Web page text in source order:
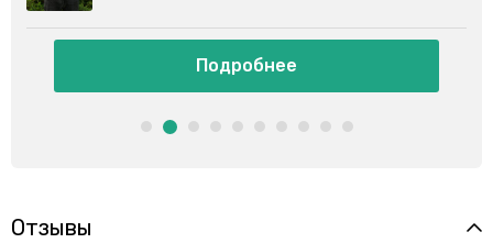
Подробнее
Отзывы